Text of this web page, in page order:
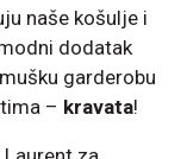
naše košulje i
dodatak
garderobu
– kravata!